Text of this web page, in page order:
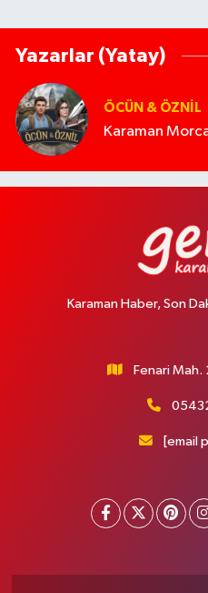
Yazarlar (Yatay)
ÖCÜN & ÖZNIL
Karaman
Karaman Haber, Son
Fenari Mah.
[email